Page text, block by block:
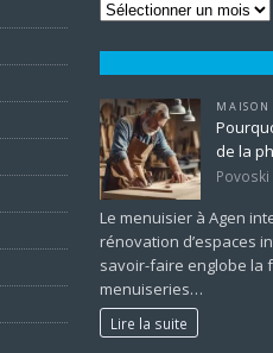
MAISON
de la
Povoski
Le menuisier à Agen
rénovation d’espaces
savoir-faire englobe la
menuiseries…
Lire la suite